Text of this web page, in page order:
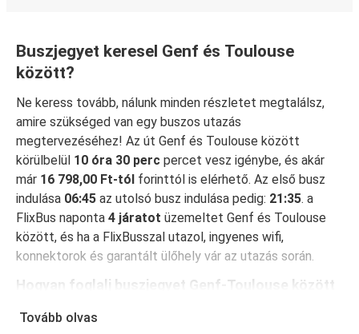
Buszjegyet keresel Genf és Toulouse
között?
Ne keress tovább, nálunk minden részletet megtalálsz,
amire szükséged van egy buszos utazás
megtervezéséhez! Az út Genf és Toulouse között
körülbelül 10 óra 30 perc percet vesz igénybe, és akár
már 16 798,00 Ft-tól forinttól is elérhető. Az első busz
indulása 06:45 az utolsó busz indulása pedig: 21:35. a
FlixBus naponta 4 járatot üzemeltet Genf és Toulouse
között, és ha a FlixBusszal utazol, ingyenes wifi,
konnektorok és garantált ülőhely vár az utazás során.
Hogyan foglalj buszjegyet Genf-Toulouse között
A jegyfoglalás a FlixBusnál hihetetlenül egyszerű: a
Tovább olvas